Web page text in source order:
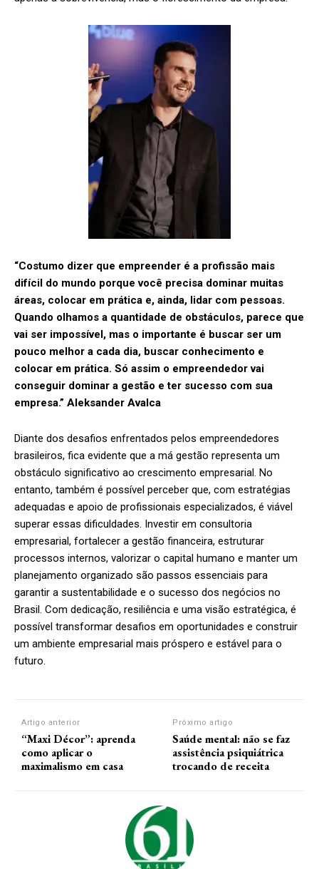
“Costumo dizer que empreender é a profissão mais
difícil do mundo porque você precisa dominar muitas
áreas, colocar em prática e, ainda, lidar com pessoas.
Quando olhamos a quantidade de obstáculos, parece que
vai ser impossível, mas o importante é buscar ser um
pouco melhor a cada dia, buscar conhecimento e
colocar em prática. Só assim o empreendedor vai
conseguir dominar a gestão e ter sucesso com sua
empresa.” Aleksander Avalca
Diante dos desafios enfrentados pelos empreendedores
brasileiros, fica evidente que a má gestão representa um
obstáculo significativo ao crescimento empresarial. No
entanto, também é possível perceber que, com estratégias
adequadas e apoio de profissionais especializados, é viável
superar essas dificuldades. Investir em consultoria
empresarial, fortalecer a gestão financeira, estruturar
processos internos, valorizar o capital humano e manter um
planejamento organizado são passos essenciais para
garantir a sustentabilidade e o sucesso dos negócios no
Brasil. Com dedicação, resiliência e uma visão estratégica, é
possível transformar desafios em oportunidades e construir
um ambiente empresarial mais próspero e estável para o
futuro.
Artigo anterior
“Maxi Décor”: aprenda
como aplicar o
maximalismo em casa
Próximo artigo
Saúde mental: não se faz
assistência psiquiátrica
trocando de receita